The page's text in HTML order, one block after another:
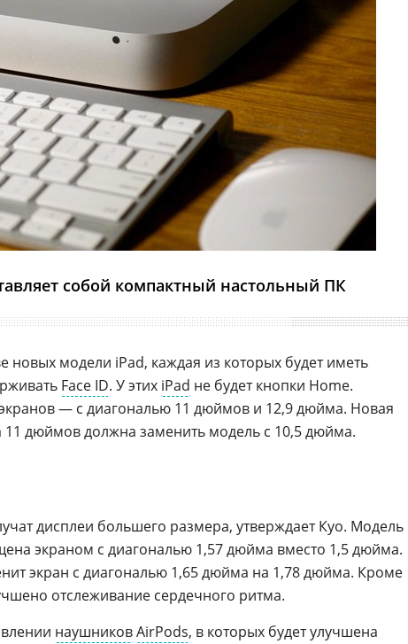
собой компактный настольный ПК
новых модели iPad, каждая из которых будет иметь
Face ID. У этих iPad не будет кнопки Home.
— с диагональю 11 дюймов и 12,9 дюйма. Новая
11 дюймов должна заменить модель с 10,5 дюйма.
дисплеи большего размера, утверждает Куо. Модель
экраном с диагональю 1,57 дюйма вместо 1,5 дюйма.
экран с диагональю 1,65 дюйма на 1,78 дюйма. Кроме
отслеживание сердечного ритма.
наушниковAirPods, в которых будет улучшена